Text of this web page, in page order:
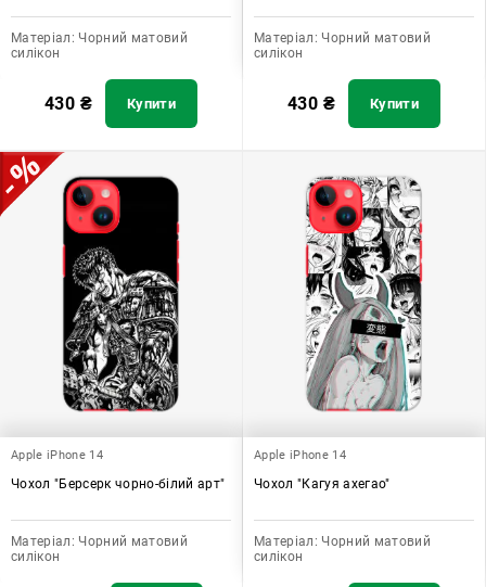
Матеріал: Чорний матовий
силікон
430 ₴ Купити
Матеріал: Чорний матовий
силікон
430 ₴ Купити
Apple iPhone 14
Чохол "Берсерк чорно-білий арт"
Матеріал: Чорний матовий
силікон
Apple iPhone 14
Чохол "Кагуя ахегао"
Матеріал: Чорний матовий
силікон